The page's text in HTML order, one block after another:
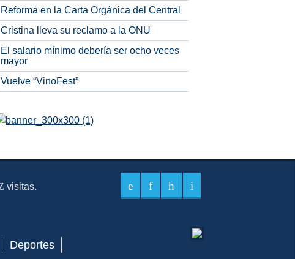
Reforma en la Carta Orgánica del Central
Cristina lleva su reclamo a la ONU
El salario mínimo debería ser ocho veces
mayor
Vuelve “VinoFest”
visitas.
Deportes